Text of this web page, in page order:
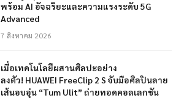
พร้อม AI อัจฉริยะและความแรงระดับ 5G
Advanced
7 สิงหาคม 2026
เมื่อเทคโนโลยีผสานศิลปะอย่าง
ลงตัว! HUAWEI FreeClip 2 S จับมือศิลปินลาย
เส้นอบอุ่น “Tum Ulit” ถ่ายทอดคอลเลกชัน